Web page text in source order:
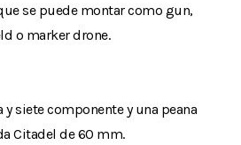
se puede montar como gun,
o marker drone.
y siete componente y una peana
Citadel de 60 mm.